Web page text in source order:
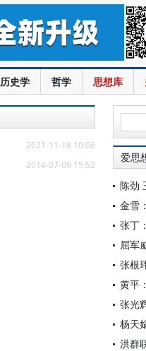
历史学 哲学 思想库
2021-11-18 10:06
2014-07-09 15:52
爱思
张丁
张根
黄平
张光
杨天
洪群